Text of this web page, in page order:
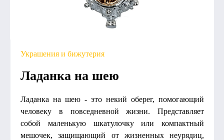
Украшения и бижутерия
Ладанка на шею
Ладанка на шею - это некий оберег, помогающий
человеку в повседневной жизни. Представляет
собой маленькую шкатулочку или компактный
мешочек, защищающий от жизненных неурядиц,